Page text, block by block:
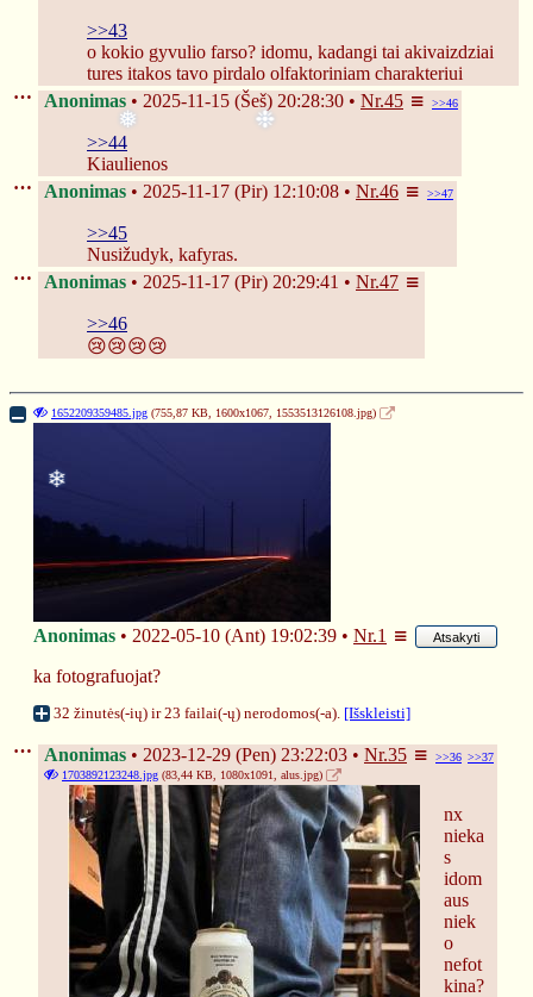
❄
❅
>>43
o kokio gyvulio farso? idomu, kadangi tai akivaizdziai
tures itakos tavo pirdalo olfaktoriniam charakteriui
Anonimas
2025-11-15 (Šeš) 20:28:30 Nr.45 >>46
>>44
Kiaulienos
Anonimas
2025-11-17 (Pir) 12:10:08 Nr.46 >>47
>>45
Nusižudyk, kafyras.
Anonimas
2025-11-17 (Pir) 20:29:41 Nr.47
>>46
😢😢😢😢
1652209359485.jpg (755,87 KB, 1600x1067, 1553513126108.jpg)
Anonimas 2022-05-10 (Ant) 19:02:39 Nr.1 Atsakyti
ka fotografuojat?
32 žinutės(-ių) ir 23 failai(-ų) nerodomos(-a). [Išskleisti]
Anonimas 2023-12-29 (Pen) 23:22:03 Nr.35 >>36 >>37
1703892123248.jpg (83,44 KB, 1080x1091, alus.jpg)
nx
nieka
s
idom
aus
niek
o
nefot
kina?